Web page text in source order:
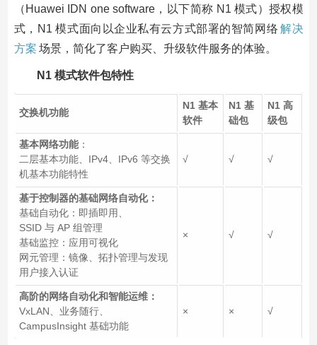
（Huawei IDN one software，以下简称 N1 模式）授权模
式，N1 模式面向以企业私有云方式部署的智简网络 解决
方案 场景，简化了客户购买、升级软件服务的体验。
N1 模式软件包特性
交换机功能
N1 基本
软件
N1 基
础包
N1 高
级包
基本网络功能：
二层基本功能、IPv4、IPv6 等交换
机基本功能特性
√ √ √
基于控制器的基础网络自动化：
基础自动化：即插即用、
SSID 与 AP 组管理
基础监控：应用可视化
网元管理：镜像、拓扑管理与发现
用户接入认证
× √ √
高阶的网络自动化和智能运维：
VxLAN、业务随行、
CampusInsight 基础功能
× × √